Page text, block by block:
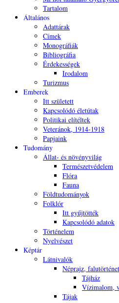
Tartalom
Általános
Adattárak
Címek
Monográfiák
Bibliográfia
Érdekességek
Irodalom
Turizmus
Emberek
Itt született
Kapcsolódó életútak
Politikai elítéltek
Veteránok, 1914-1918
Papjaink
Tudomány
Állat- és növényvilág
Természetvédelem
Flóra
Fauna
Földtudományok
Folklór
Itt gyűjtötték
Kapcsolódó adatok
Történelem
Nyelvészet
Képtár
Látnivalók
Néprajz, falutörténet
Tájház
Vízimalom,
Tájak